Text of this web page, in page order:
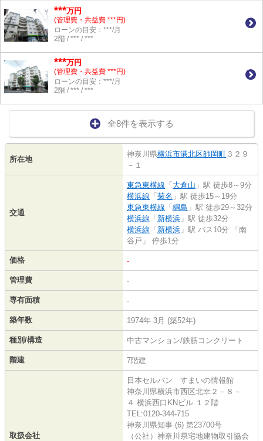
***万円
(管理費・共益費 ***円)
ローンの目安：***/月
2階 / *** / ***
***万円
(管理費・共益費 ***円)
ローンの目安：***/月
2階 / *** / ***
全8件を表示する
所在地
神奈川県横浜市港北区師岡町 ３２９
－１
交通
東急東横線 「 大倉山 」駅 徒歩8～9分
横浜線 「 菊名 」駅 徒歩15～19分
東急東横線 「 綱島 」駅 徒歩29～32分
横浜線 「 新横浜 」駅 徒歩32分
横浜線 「 新横浜 」駅 バス10分 「南
谷戸」 停歩1分
価格 -
管理費 -
専有面積 -
築年数 1974年 3月 (築52年)
種別/構造 中古マンション/鉄筋コンクリート
階建 7階建
取扱会社
日本セルバン すまいの情報館
神奈川県横浜市西区北幸２－８－
４ 横浜西口KNビル １２階
TEL:0120-344-715
神奈川県知事 (6) 第23700号
（公社）神奈川県宅地建物取引協会